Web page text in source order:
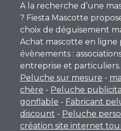
A la recherche d’une
? Fiesta Mascotte
choix de déguisement
Achat mascotte en ligne
évènements :
entreprise et particuliers.
Peluche sur mesure -
chère - Peluche
gonflable - Fabricant
discount - Peluche
création site internet